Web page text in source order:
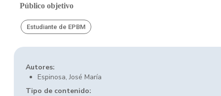
Público objetivo
Estudiante de EPBM
Autores:
Espinosa, José María
Tipo de contenido: